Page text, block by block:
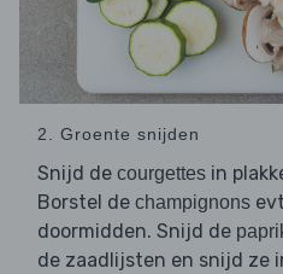
2. Groente snijden
Snijd de courgettes in
Borstel de champignons
doormidden. Snijd de
de zaadlijsten en snijd ze